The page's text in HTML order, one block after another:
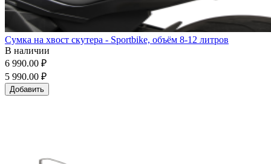
Сумка на хвост скутера - Sportbike, объём 8-12 литров
В наличии
6 990.00 ₽
5 990.00 ₽
Добавить